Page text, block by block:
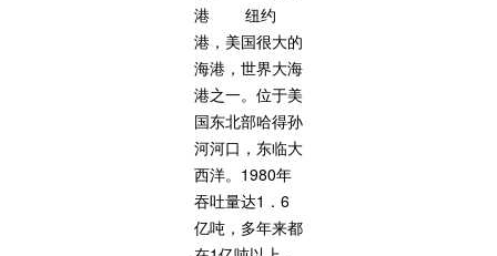
港 纽约
港，美国很大的
海港，世界大海
港之一。位于美
国东北部哈得孙
河河口，东临大
西洋。1980年
吞吐量达1．6
亿吨，多年来都